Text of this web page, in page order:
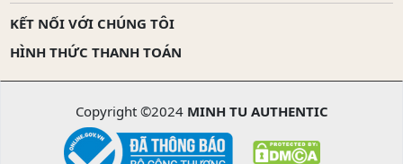
KẾT NỐI VỚI CHÚNG TÔI
HÌNH THỨC THANH TOÁN
Copyright ©2024 MINH TU AUTHENTIC